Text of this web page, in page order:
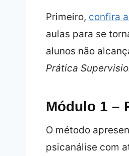
Primeiro, confira
aulas para se
alunos não
Prática
Módulo 1 –
O método
psicanálise com